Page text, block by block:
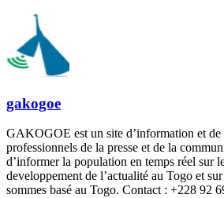
gakogoe
GAKOGOE est un site d’information et de
professionnels de la presse et de la
d’informer la population en temps réel sur
developpement de l’actualité au Togo et
sommes basé au Togo. Contact : +228 92